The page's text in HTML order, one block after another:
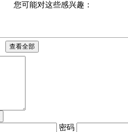
您可能对这些感兴趣：
密码